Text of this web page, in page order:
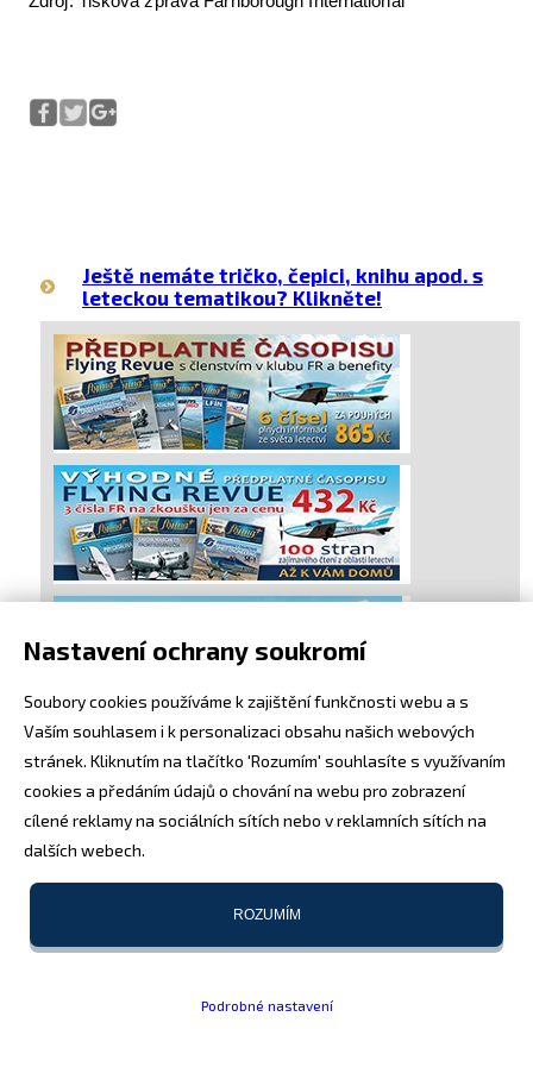
Ještě nemáte tričko, čepici, knihu apod. s
leteckou tematikou? Klikněte!
Nastavení ochrany soukromí
Soubory cookies používáme k zajištění funkčnosti webu a s
Vaším souhlasem i k personalizaci obsahu našich webových
stránek. Kliknutím na tlačítko 'Rozumím' souhlasíte s využívaním
cookies a předáním údajů o chování na webu pro zobrazení
cílené reklamy na sociálních sítích nebo v reklamních sítích na
dalších webech.
ROZUMÍM
Podrobné nastavení